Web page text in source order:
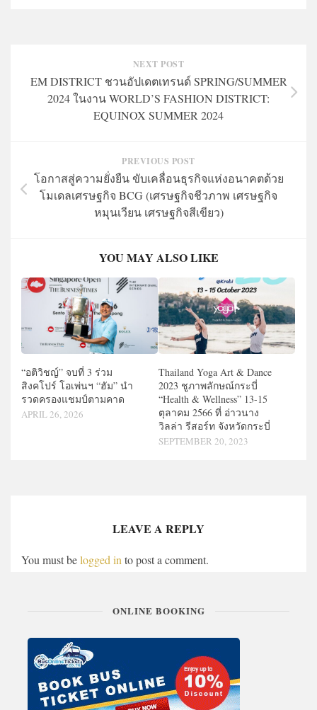
NEXT POST
EM DISTRICT ชวนอัปเดตเทรนด์ SPRING/SUMMER
2024 ในงาน WORLD’S FASHION DISTRICT:
EQUINOX SUMMER 2024
PREVIOUS POST
โอกาสสู่ความยั่งยืน ขับเคลื่อนธุรกิจแห่งอนาคตด้วย
โมเดลเศรษฐกิจ BCG (เศรษฐกิจชีวภาพ เศรษฐกิจ
หมุนเวียน เศรษฐกิจสีเขียว)
YOU MAY ALSO LIKE
“อติวิชญ์” จบที่ 3 ร่วม
สิงคโปร์ โอเพ่นฯ “ฮัม” นำ
รวดครองแชมป์ตามคาด
APRIL 26, 2026
Thailand Yoga Art & Dance
2023 ชูภาพลักษณ์กระบี่
“Health & Wellness” 13-15
ตุลาคม 2566 ที่ อ่าวนาง
วิลล่า รีสอร์ท จังหวัดกระบี่
SEPTEMBER 20, 2023
LEAVE A REPLY
You must belogged into post a comment.
ONLINE BOOKING